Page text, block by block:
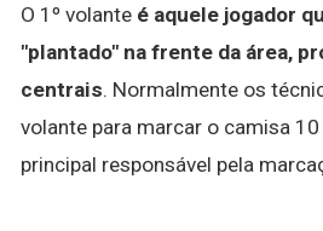
O 1º volante é aquele jogador
"plantado" na frente da área,
centrais. Normalmente os
volante para marcar o camisa
principal responsável pela